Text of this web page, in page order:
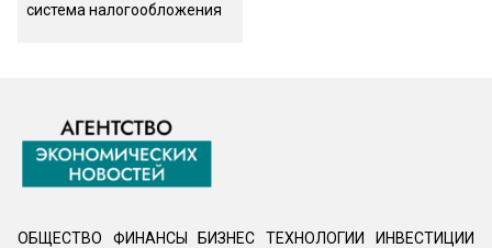
система налогообложения
ОБЩЕСТВО ФИНАНСЫ БИЗНЕС ТЕХНОЛОГИИ
ИНВЕСТИЦИИ